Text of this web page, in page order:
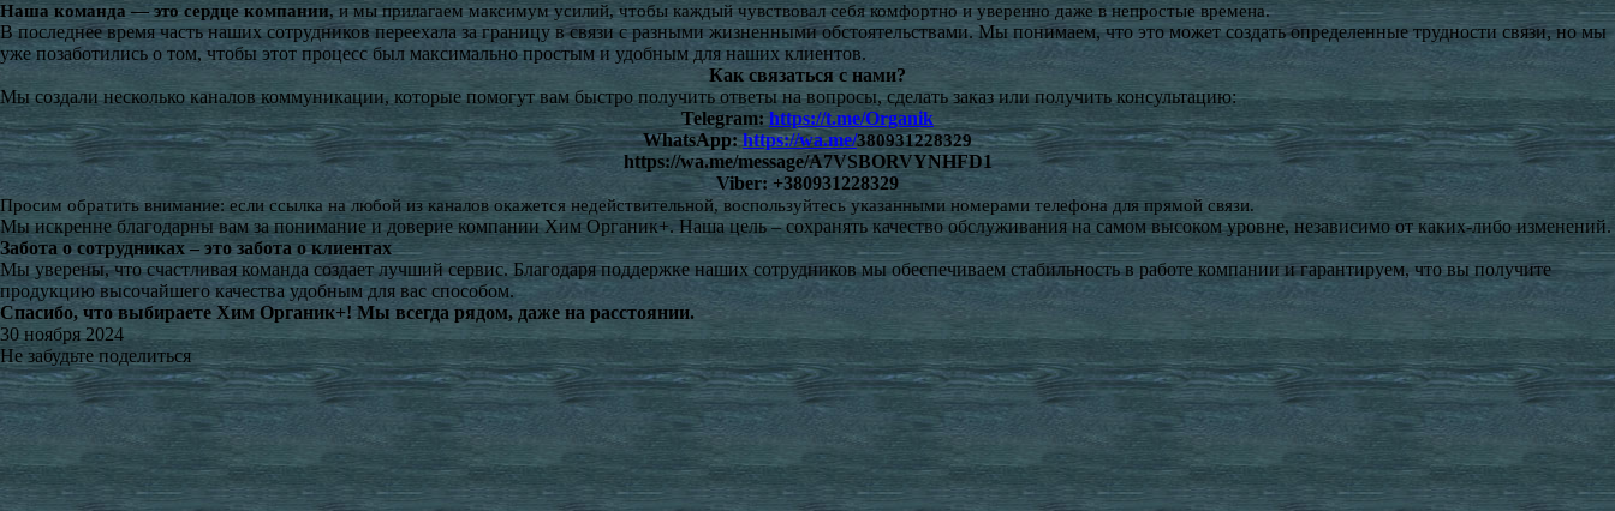
Наша команда — это сердце компании, и мы прилагаем максимум усилий, чтобы каждый чувствовал себя комфортно и уверенно даже в непростые времена.
В последнее время часть наших сотрудников переехала за границу в связи с разными жизненными обстоятельствами. Мы понимаем, что это может создать определенные трудности связи, но мы
уже позаботились о том, чтобы этот процесс был максимально простым и удобным для наших клиентов.
Как связаться с нами?
Мы создали несколько каналов коммуникации, которые помогут вам быстро получить ответы на вопросы, сделать заказ или получить консультацию:
Telegram:https://t.me/Organik
WhatsApp:https://wa.me/380931228329
https://wa.me/message/A7VSBORVYNHFD1
Viber: +380931228329
Просим обратить внимание: если ссылка на любой из каналов окажется недействительной, воспользуйтесь указанными номерами телефона для прямой связи.
Мы искренне благодарны вам за понимание и доверие компании Хим Органик+. Наша цель – сохранять качество обслуживания на самом высоком уровне, независимо от каких-либо изменений.
Забота о сотрудниках – это забота о клиентах
Мы уверены, что счастливая команда создает лучший сервис. Благодаря поддержке наших сотрудников мы обеспечиваем стабильность в работе компании и гарантируем, что вы получите
продукцию высочайшего качества удобным для вас способом.
Спасибо, что выбираете Хим Органик+! Мы всегда рядом, даже на расстоянии.
30 ноября 2024
Не забудьте поделиться